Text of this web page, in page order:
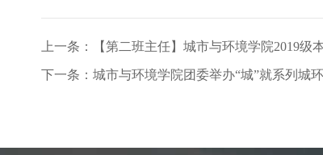
上一条：【第二班主任】城市与环境学院2019
下一条：城市与环境学院团委举办“城”就系列城